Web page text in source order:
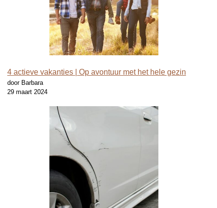
4 actieve vakanties | Op avontuur met het hele gezin
door Barbara
29 maart 2024